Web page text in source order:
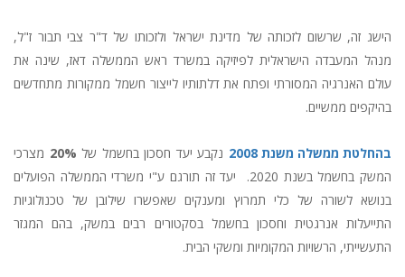
הישג זה, שרשום לזכותה של מדינת ישראל ולזכותו של ד"ר צבי תבור ז"ל,
מנהל המעבדה הישראלית לפיזיקה במשרד ראש הממשלה דאז, שינה את
עולם האנרגיה המסורתי ופתח את דלתותיו לייצור חשמל ממקורות מתחדשים
בהיקפים ממשיים.
בהחלטת ממשלה משנת 2008 נקבע יעד חסכון בחשמל של 20% מצרכי
המשק בחשמל בשנת 2020. יעד זה תורגם ע"י משרדי הממשלה הפועלים
בנושא לשורה של כלי תמרוץ ומענקים שאפשרו שילובן של טכנולוגיות
התייעלות אנרגטית וחסכון בחשמל בסקטורים רבים במשק, בהם המגזר
התעשייתי, הרשויות המקומיות ומשקי הבית.